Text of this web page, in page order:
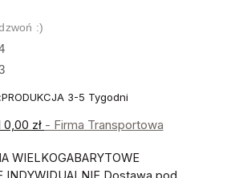
:)
PRODUKCJA 3-5 Tygodni
0,00 zł - Firma Transportowa
WIELKOGABARYTOWE
INDYWIDUALNIE Dostawa pod